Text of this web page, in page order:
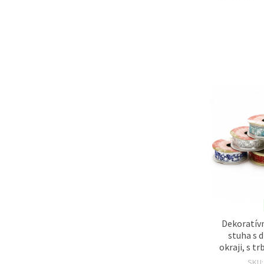
stuha s
okraji, s
vzorov, 25